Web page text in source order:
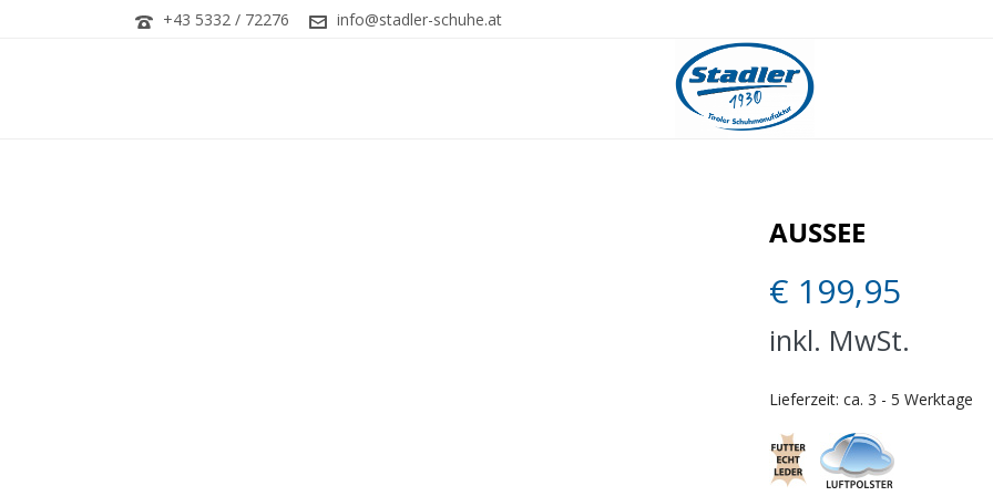
+43 5332 / 72276 info@stadler-schuhe.at
AUSSEE
€ 199,95
inkl. MwSt.
Lieferzeit: ca. 3 - 5 Werktage